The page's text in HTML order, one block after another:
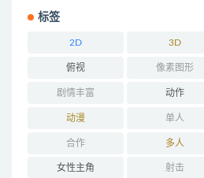
标签
2D 3D
俯视 像素图形
剧情丰富 动作
动漫 单人
合作 多人
女性主角 射击